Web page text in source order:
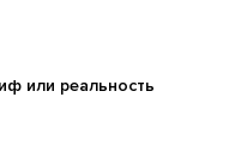
или реальность